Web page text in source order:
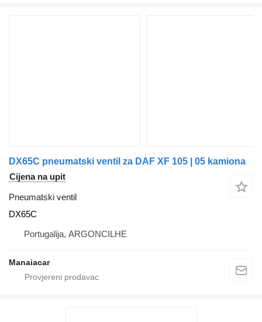
DX65C pneumatski ventil za DAF XF 105 | 05 kamiona
Cijena na upit
Pneumatski ventil
DX65C
Portugalija, ARGONCILHE
Manaiacar